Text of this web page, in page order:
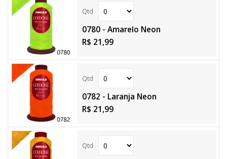
0780 - Amarelo Neon
R$ 21,99
0782 - Laranja Neon
R$ 21,99